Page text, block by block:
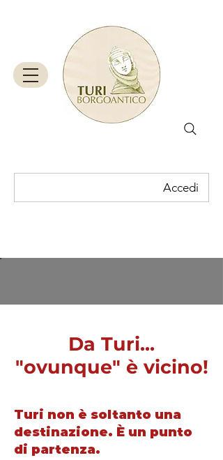
Accedi
Da Turi...
"ovunque" è vicino!
Turi non è soltanto una
destinazione. È un punto
di partenza.